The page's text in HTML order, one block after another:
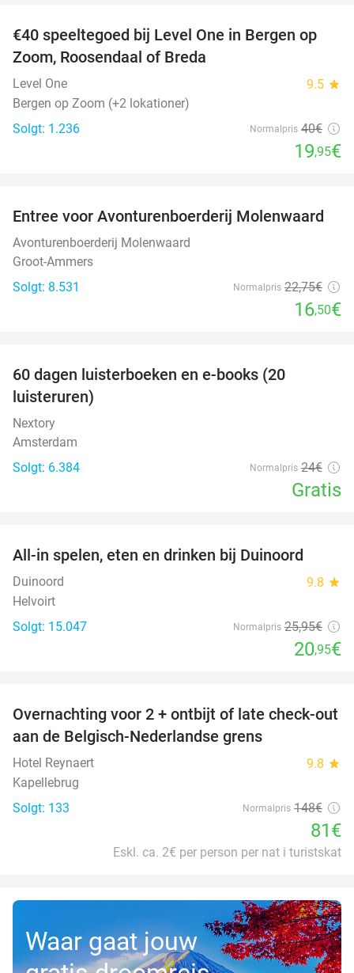
50%
€40 speeltegoed bij Level One in Bergen op
Zoom, Roosendaal of Breda
Level One 9.5 star
Bergen op Zoom (+2 lokationer)
Solgt: 1.236
Normalpris 40€
19,95€
27%
Entree voor Avonturenboerderij Molenwaard
Avonturenboerderij Molenwaard
Groot-Ammers
Solgt: 8.531
Normalpris 22,75€
16,50€
60 dagen luisterboeken en e-books (20
luisteruren)
Nextory
Amsterdam
Solgt: 6.384
Normalpris 24€
Gratis
All-in spelen, eten en drinken bij Duinoord
Duinoord 9.8 star
Helvoirt
Solgt: 15.047
Normalpris 25,95€
20,95€
45%
Overnachting voor 2 + ontbijt of late check-out
aan de Belgisch-Nederlandse grens
Hotel Reynaert 9.8 star
Kapellebrug
Solgt: 133
Normalpris 148€
81€
Eskl. ca. 2€ per person per nat i turistskat
Waar gaat jouw